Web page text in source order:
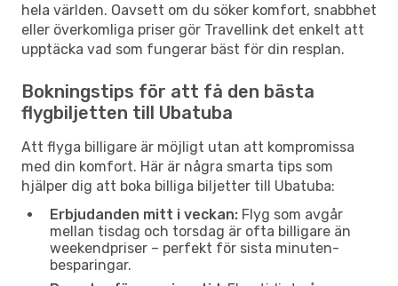
hela världen. Oavsett om du söker komfort, snabbhet
eller överkomliga priser gör Travellink det enkelt att
upptäcka vad som fungerar bäst för din resplan.
Bokningstips för att få den bästa
flygbiljetten till Ubatuba
Att flyga billigare är möjligt utan att kompromissa
med din komfort. Här är några smarta tips som
hjälper dig att boka billiga biljetter till Ubatuba:
Erbjudanden mitt i veckan: Flyg som avgår
mellan tisdag och torsdag är ofta billigare än
weekendpriser – perfekt för sista minuten-
besparingar.